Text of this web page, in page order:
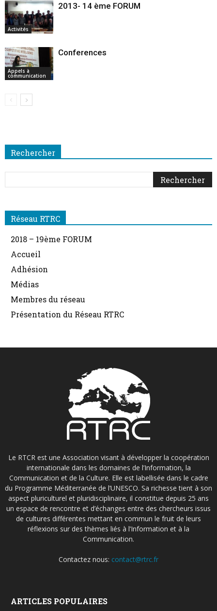
Activités
2013- 14 ème FORUM
Appels à
communication
Conferences
Rechercher
Réseau RTRC
2018 – 19ème FORUM
Accueil
Adhésion
Médias
Membres du réseau
Présentation du Réseau RTRC
Le RTCR est une Association visant à développer la coopération
internationale dans les domaines de l’Information, la
Communication et de la Culture. Elle est labellisée dans le cadre
du Programme Méditerranée de l’UNESCO. Sa richesse tient à son
aspect pluriculturel et pluridisciplinaire, il constitue depuis 25 ans
un espace de rencontre et d’échanges entre des chercheurs issus
de cultures différentes mettant en commun le fruit de leurs
réflexions sur des thèmes liés à l’Information et à la
Communication.
Contactez nous: contact@rtrc.fr
ARTICLES POPULAIRES